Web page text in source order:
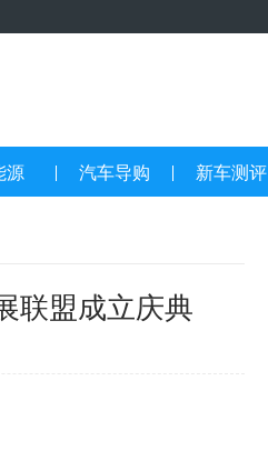
源 汽车导购 新车测评
联盟成立庆典